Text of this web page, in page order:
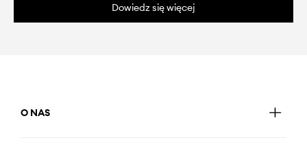
Dowiedz się więcej
O NAS